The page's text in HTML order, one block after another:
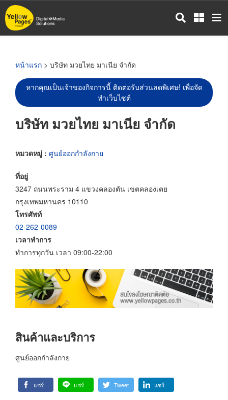
ข้าม
ไป
หน้าแรก > บริษัท มวยไทย มาเนีย จำกัด
หากคุณเป็นเจ้าของกิจการนี้ ติดต่อรับส่วนลดพิเศษ! เพื่อจัด
ทำเว็บไซต์
บริษัท มวยไทย มาเนีย จำกัด
หมวดหมู่ : ศูนย์ออกกำลังกาย
ที่อยู่
3247 ถนนพระราม 4 แขวงคลองตัน เขตคลองเตย
กรุงเทพมหานคร 10110
โทรศัพท์
02-262-0089
เวลาทำการ
ทำการทุกวัน เวลา 09:00-22:00
สินค้าและบริการ
ศูนย์ออกกำลังกาย
แชร์ แชร์ Tweet แชร์